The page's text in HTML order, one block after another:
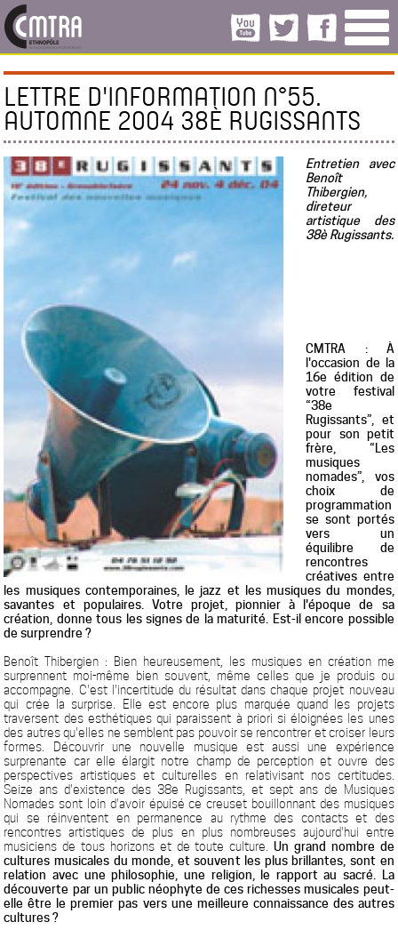
LETTRE D'INFORMATION N°55.
AUTOMNE 2004 38È RUGISSANTS
Entretien avec
Benoît
Thibergien,
direteur
artistique des
38è Rugissants.
CMTRA : À
l'occasion de la
16e édition de
votre festival
“38e
Rugissants”, et
pour son petit
frère, “Les
musiques
nomades”, vos
choix de
programmation
se sont portés
vers un
équilibre de
rencontres
créatives entre
les musiques contemporaines, le jazz et les musiques du mondes,
savantes et populaires. Votre projet, pionnier à l'époque de sa
création, donne tous les signes de la maturité. Est-il encore possible
de surprendre ?
Benoît Thibergien : Bien heureusement, les musiques en création me
surprennent moi-même bien souvent, même celles que je produis ou
accompagne. C'est l'incertitude du résultat dans chaque projet nouveau
qui crée la surprise. Elle est encore plus marquée quand les projets
traversent des esthétiques qui paraissent à priori si éloignées les unes
des autres qu'elles ne semblent pas pouvoir se rencontrer et croiser leurs
formes. Découvrir une nouvelle musique est aussi une expérience
surprenante car elle élargit notre champ de perception et ouvre des
perspectives artistiques et culturelles en relativisant nos certitudes.
Seize ans d'existence des 38e Rugissants, et sept ans de Musiques
Nomades sont loin d'avoir épuisé ce creuset bouillonnant des musiques
qui se réinventent en permanence au rythme des contacts et des
rencontres artistiques de plus en plus nombreuses aujourd'hui entre
musiciens de tous horizons et de toute culture.Un grand nombre de
cultures musicales du monde, et souvent les plus brillantes, sont en
relation avec une philosophie, une religion, le rapport au sacré. La
découverte par un public néophyte de ces richesses musicales peut-
elle être le premier pas vers une meilleure connaissance des autres
cultures ?